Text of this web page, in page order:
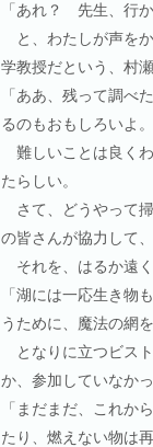
「あれ？ 先生、行
と、わたしが声を
学教授だという、村瀬
「ああ、残って調べ
るのもおもしろいよ
難しいことは良く
たらしい。
さて、どうやって
の皆さんが協力して
それを、はるか遠く
「湖には一応生き物
うために、魔法の網
となりに立つビス
か、参加していなかっ
「まだまだ、これか
たり、燃えない物は